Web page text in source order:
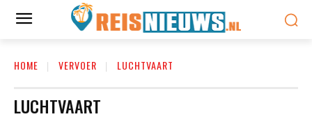
HOME VERVOER LUCHTVAART
LUCHTVAART